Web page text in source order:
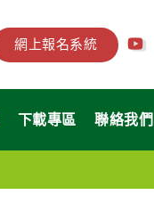
網上報名系統
下載專區 聯絡我們